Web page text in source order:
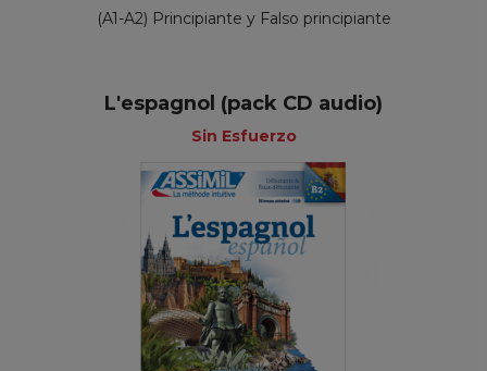
(A1-A2) Principiante y Falso principiante
L'espagnol (pack CD audio)
Sin Esfuerzo